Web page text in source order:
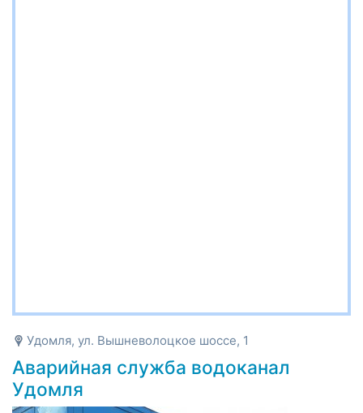
Удомля, ул. Вышневолоцкое шоссе, 1
Аварийная служба водоканал
Удомля